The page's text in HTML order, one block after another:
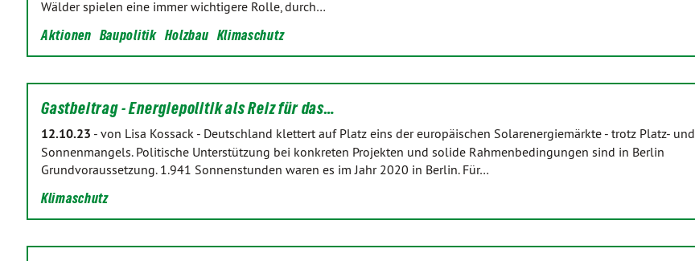
Wälder spielen eine immer wichtigere Rolle, durch…
Aktionen Baupolitik Holzbau Klimaschutz
Gastbeitrag - Energiepolitik als Reiz für das…
12.10.23 - von Lisa Kossack - Deutschland klettert auf Platz eins der europäischen Solarenergiemärkte - trotz Platz- und
Sonnenmangels. Politische Unterstützung bei konkreten Projekten und solide Rahmenbedingungen sind in Berlin
Grundvoraussetzung. 1.941 Sonnenstunden waren es im Jahr 2020 in Berlin. Für…
Klimaschutz